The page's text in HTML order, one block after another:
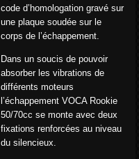
code d’homologation gravé sur
une plaque soudée sur le
corps de l’échappement.
Dans un soucis de pouvoir
absorber les vibrations de
différents moteurs
l’échappement VOCA Rookie
50/70cc se monte avec deux
fixations renforcées au niveau
du silencieux.